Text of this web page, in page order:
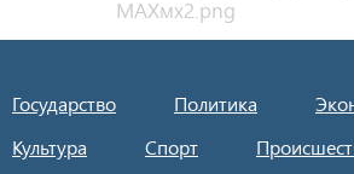
Государство Политика
Культура
Спорт